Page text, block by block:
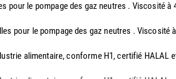
le pompage des gaz neutres . Viscosité à
pour le pompage des gaz neutres . Viscosité à
alimentaire, conforme H1, certifié HALAL